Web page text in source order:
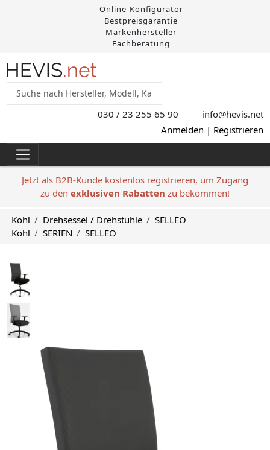
Online-Konfigurator
Bestpreisgarantie
Markenhersteller
Fachberatung
030 / 23 255 65 90 info@hevis.net
Anmelden | Registrieren
Jetzt als B2B-Kunde kostenlos registrieren, um Zugang
zu den exklusiven Rabatten zu bekommen!
Köhl Drehsessel / Drehstühle
SELLEO
Köhl
SERIEN SELLEO